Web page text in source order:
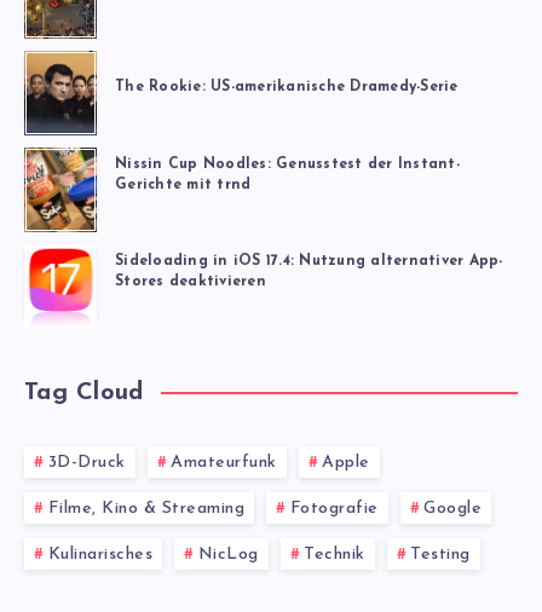
The Rookie: US-amerikanische Dramedy-Serie
Nissin Cup Noodles: Genusstest der Instant-
Gerichte mit trnd
Sideloading in iOS 17.4: Nutzung alternativer App-
Stores deaktivieren
Tag Cloud
3D-Druck Amateurfunk Apple
Filme, Kino & Streaming Fotografie Google
Kulinarisches NicLog Technik Testing